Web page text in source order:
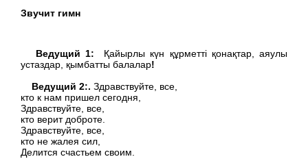
Звучит гимн
Ведущий 1: Қайырлы күн құрметті қонақтар, аяулы
устаздар, қымбатты балалар!
Ведущий 2:. Здравствуйте, все,
кто к нам пришел сегодня,
Здравствуйте, все,
кто верит доброте.
Здравствуйте, все,
кто не жалея сил,
Делится счастьем своим.